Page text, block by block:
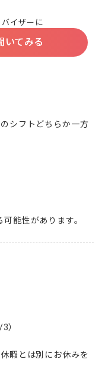
イザーに
いてみる
シフトどちらか一方
能性があります。
）
暇とは別にお休みを